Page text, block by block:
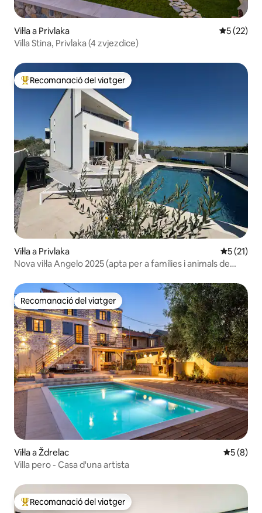
Vil·la a Privlaka 5 de
5 (22)
Villa Stina, Privlaka (4 zvjezdice)
Principals recomanacions dels viatgers
Recomanació del viatger
Vil·la a Privlaka 5 de
5 (21)
Nova vil·la Angelo 2025 (apta per a famílies i animals de
Recomanació del viatger
Recomanació del viatger
Vil·la a Ždrelac 5 de
5 (8)
Villa pero - Casa d'una artista
Principals recomanacions dels viatgers
Recomanació del viatger